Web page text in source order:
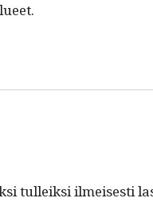
tulleik­si ilmeis­es­ti